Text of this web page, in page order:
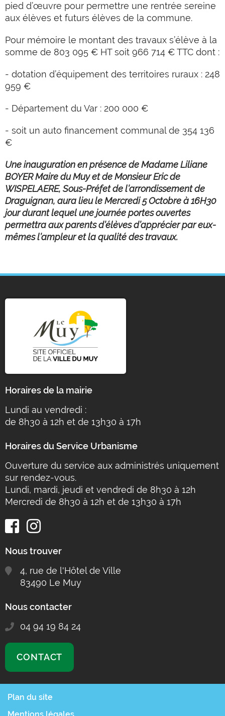
pied d’œuvre pour permettre une rentrée sereine
aux élèves et futurs élèves de la commune.
Pour mémoire le montant des travaux s’élève à la
somme de 803 095 € HT soit 966 714 € TTC dont :
- dotation d’équipement des territoires ruraux : 248
959 €
- Département du Var : 200 000 €
- soit un auto financement communal de 354 136
€
Une inauguration en présence de Madame Liliane
BOYER Maire du Muy et de Monsieur Eric de
WISPELAERE, Sous-Préfet de l’arrondissement de
Draguignan, aura lieu le Mercredi 5 Octobre à 16H30
jour durant lequel une journée portes ouvertes
permettra aux parents d’élèves d’apprécier par eux-
mêmes l’ampleur et la qualité des travaux.
Horaires de la mairie
Lundi au vendredi :
de 8h30 à 12h et de 13h30 à 17h
Horaires du Service Urbanisme
Ouverture du service aux administrés uniquement
sur rendez-vous.
Lundi, mardi, jeudi et vendredi de 8h30 à 12h
Mercredi de 8h30 à 12h et de 13h30 à 17h
Nous trouver
4, rue de l'Hôtel de Ville
83490 Le Muy
Nous contacter
04 94 19 84 24
CONTACT
Plan du site